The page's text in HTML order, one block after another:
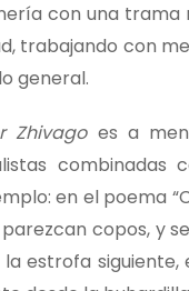
con una
trabajando con
general.
Zhivagoes a
combinadas
en el poema
copos, y
estrofa